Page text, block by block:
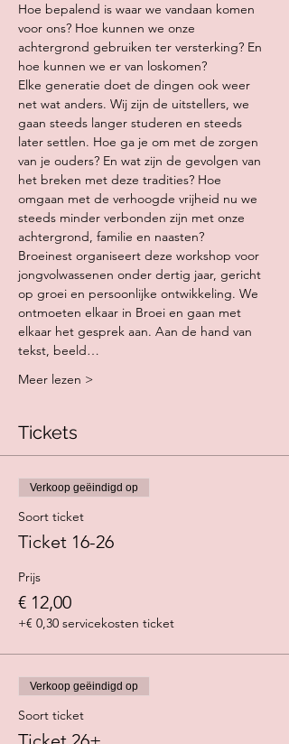
Hoe bepalend is waar we vandaan komen
voor ons? Hoe kunnen we onze
achtergrond gebruiken ter versterking? En
hoe kunnen we er van loskomen?
Elke generatie doet de dingen ook weer
net wat anders. Wij zijn de uitstellers, we
gaan steeds langer studeren en steeds
later settlen. Hoe ga je om met de zorgen
van je ouders? En wat zijn de gevolgen van
het breken met deze tradities? Hoe
omgaan met de verhoogde vrijheid nu we
steeds minder verbonden zijn met onze
achtergrond, familie en naasten?
Broeinest organiseert deze workshop voor
jongvolwassenen onder dertig jaar, gericht
op groei en persoonlijke ontwikkeling. We
ontmoeten elkaar in Broei en gaan met
elkaar het gesprek aan. Aan de hand van
tekst, beeld…
Meer lezen >
Tickets
Verkoop geëindigd op
Soort ticket
Ticket 16-26
Prijs
€ 12,00
+€ 0,30 servicekosten ticket
Verkoop geëindigd op
Soort ticket